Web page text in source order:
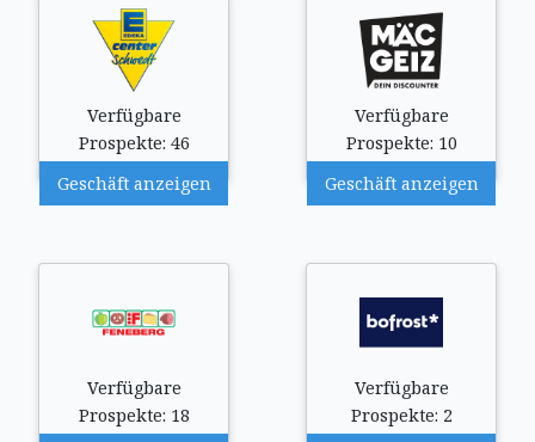
Verfügbare
Prospekte: 46
Geschäft anzeigen
Verfügbare
Prospekte: 10
Geschäft anzeigen
Verfügbare
Prospekte: 18
Verfügbare
Prospekte: 2